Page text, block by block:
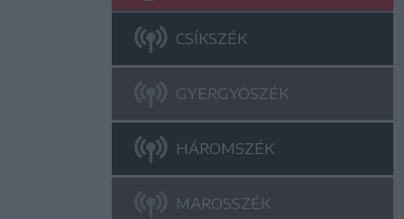
CSÍKSZÉK
GYERGYÓSZÉK
HÁROMSZÉK
MAROSSZÉK